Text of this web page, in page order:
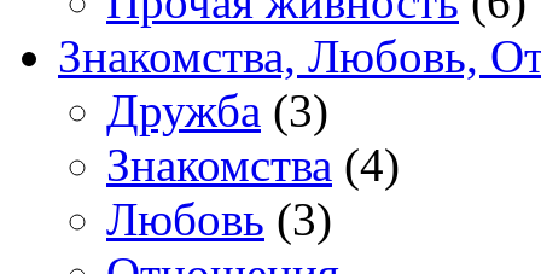
Знакомства, Любовь,
Дружба (3)
Знакомства (4)
Любовь (3)